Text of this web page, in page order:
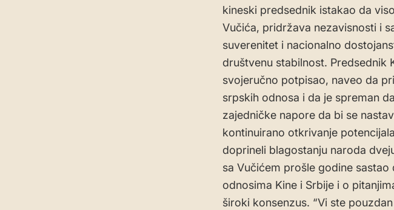
kineski predsednik istakao da
Vučića, pridržava nezavisnosti i
suverenitet i nacionalno
društvenu stabilnost. Predsednik
svojeručno potpisao, naveo da
srpskih odnosa i da je spreman
zajedničke napore da bi se
kontinuirano otkrivanje
doprineli blagostanju naroda
sa Vučićem prošle godine
odnosima Kine i Srbije i o
široki konsenzus. “Vi ste